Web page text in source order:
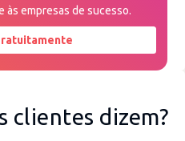
agora
às empresas de sucesso.
clientes dizem?